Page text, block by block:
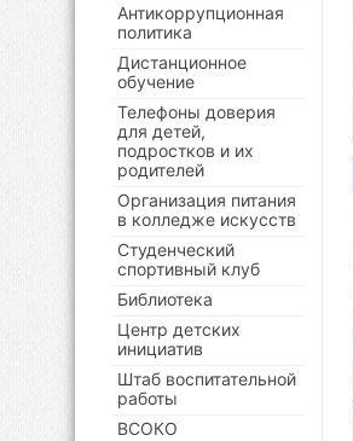
Антикоррупционная
политика
Дистанционное
обучение
Телефоны доверия
для детей,
подростков и их
родителей
Организация питания
в колледже искусств
Студенческий
спортивный клуб
Библиотека
Центр детских
инициатив
Штаб воспитательной
работы
ВСОКО